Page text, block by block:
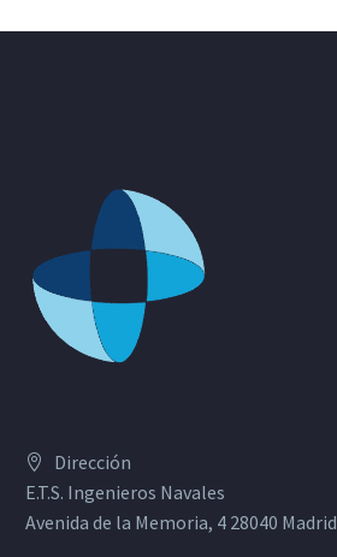
Dirección
E.T.S. Ingenieros Navales
Avenida de la Memoria, 4 28040 Madrid